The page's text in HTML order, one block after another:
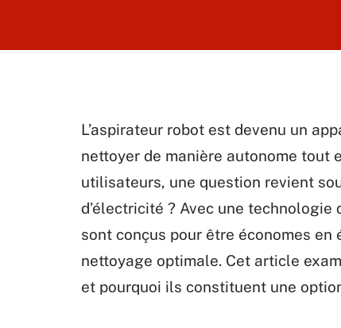
L’aspirateur robot est devenu un
nettoyer de manière autonome tout
utilisateurs, une question revient
d’électricité ? Avec une
sont conçus pour être économes
nettoyage optimale. Cet article
et pourquoi ils constituent une